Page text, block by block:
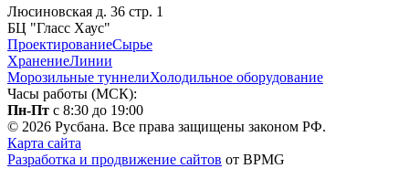
Люсиновская д. 36 стр. 1
БЦ "Гласс Хаус"
ПроектированиеСырье
ХранениеЛинии
Морозильные туннелиХолодильное оборудование
Часы работы (МСК):
Пн-Пт с 8:30 до 19:00
© 2026 Русбана. Все права защищены законом РФ.
Карта сайта
Разработка и продвижение сайтов от BPMG